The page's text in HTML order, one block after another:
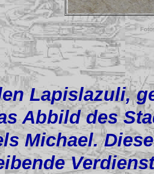
Lapislazuli,
Abbild des
Michael.